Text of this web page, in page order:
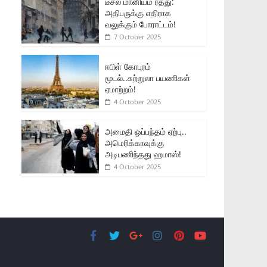
அதிபருக்கு எதிராக
வலுக்கும் போராட்டம்!
7 October 2025
ஈபிள் கோபுரம்
மூடல்..சுற்றுலா பயணிகள்
ஏமாற்றம்!
4 October 2025
அமைதி ஒப்பந்தம் ஏற்பு..
அமெரிக்காவுக்கு
அடிபணிந்தது ஹமாஸ்!
4 October 2025